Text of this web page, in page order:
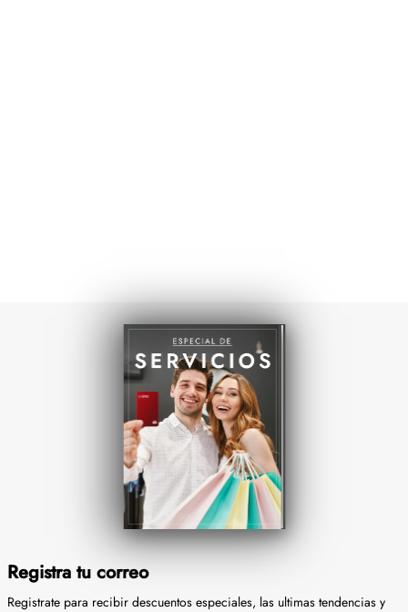
Registra tu correo
Registrate para recibir descuentos especiales, las ultimas tendencias y